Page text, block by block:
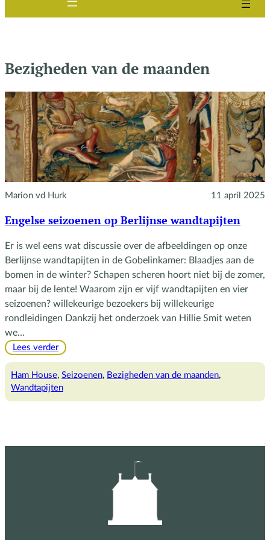
Bezigheden van de maanden
Marion vd Hurk 11 april 2025
Engelse seizoenen op Berlijnse wandtapijten
Er is wel eens wat discussie over de afbeeldingen op onze
Berlijnse wandtapijten in de Gobelinkamer: Blaadjes aan de
bomen in de winter? Schapen scheren hoort niet bij de zomer,
maar bij de lente! Waarom zijn er vijf wandtapijten en vier
seizoenen? willekeurige bezoekers bij willekeurige
rondleidingen Dankzij het onderzoek van Hillie Smit weten
we…
Lees verder:
seizoenen
op
Ham House, Seizoenen, Bezigheden van de maanden
Wandtapijten